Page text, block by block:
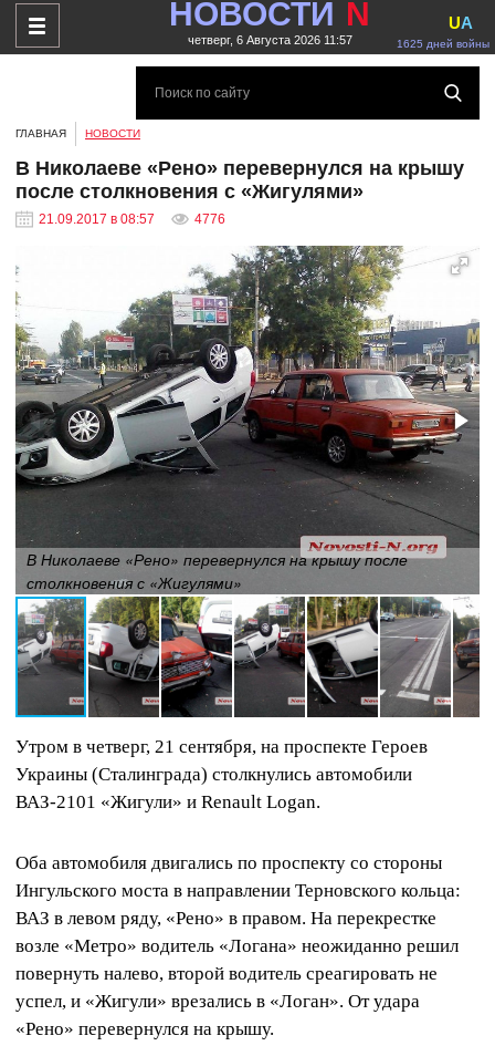
НОВОСТИ N
четверг, 6 Августа 2026 11:57 1625 дней войны
UA
ГЛАВНАЯ НОВОСТИ
В Николаеве «Рено» перевернулся на крышу
после столкновения с «Жигулями»
21.09.2017 в 08:57 4776
В Николаеве «Рено» перевернулся на крышу после
столкновения с «Жигулями»
Утром в четверг, 21 сентября, на проспекте Героев
Украины (Сталинграда) столкнулись автомобили
ВАЗ-2101 «Жигули» и Renault Logan.
Оба автомобиля двигались по проспекту со стороны
Ингульского моста в направлении Терновского кольца:
ВАЗ в левом ряду, «Рено» в правом. На перекрестке
возле «Метро» водитель «Логана» неожиданно решил
повернуть налево, второй водитель среагировать не
успел, и «Жигули» врезались в «Логан». От удара
«Рено» перевернулся на крышу.